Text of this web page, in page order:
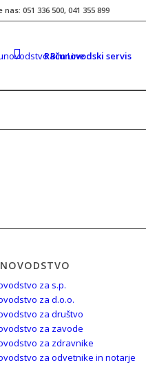
nas: 051 336 500, 041 355 899
Računovodski servis
za s.p.
za d.o.o.
za društvo
za zavode
za zdravnike
za odvetnike in notarje